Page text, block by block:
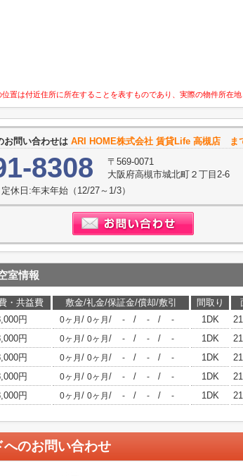
置は付近住所に所在することを表すものであり、実際の物件所在地
お問い合わせは ARI HOME株式会社 賃貸Life 高槻店 ま
8308
〒569-0071
大阪府高槻市城北町２丁目2-6
休日:年末年始（12/27～1/3）
室情報
・共益費 敷金/礼金/保証金/償却/敷引 間取り
円 0ヶ月 / 0ヶ月 / - / - / - 1DK
円 0ヶ月 / 0ヶ月 / - / - / - 1DK
円 0ヶ月 / 0ヶ月 / - / - / - 1DK
円 0ヶ月 / 0ヶ月 / - / - / - 1DK
円 0ヶ月 / 0ヶ月 / - / - / - 1DK
へのお問い合わせ